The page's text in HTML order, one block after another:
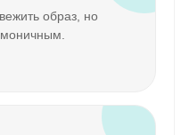
образ, но